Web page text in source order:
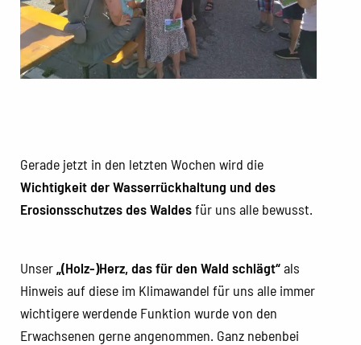
Gerade jetzt in den letzten Wochen wird die
Wichtigkeit der Wasserrückhaltung und des
Erosionsschutzes des Waldesfür uns alle bewusst.
Unser„(Holz-)Herz, das für den Wald schlägt“als
Hinweis auf diese im Klimawandel für uns alle immer
wichtigere werdende Funktion wurde von den
Erwachsenen gerne angenommen. Ganz nebenbei